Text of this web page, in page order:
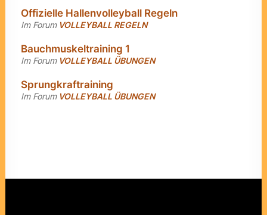
Offizielle Hallenvolleyball Regeln
Im Forum VOLLEYBALL REGELN
Bauchmuskeltraining 1
Im Forum VOLLEYBALL ÜBUNGEN
Sprungkraftraining
Im Forum VOLLEYBALL ÜBUNGEN